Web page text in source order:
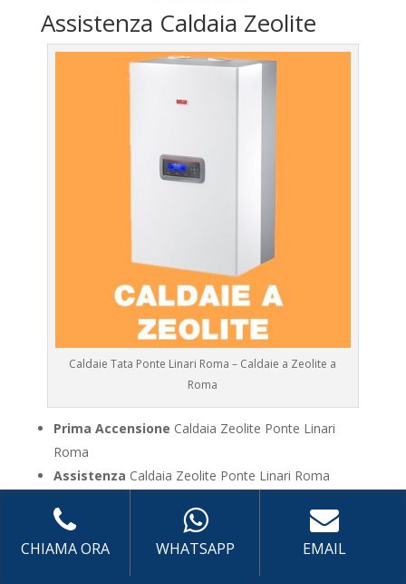
Assistenza Caldaia Zeolite
Caldaie Tata Ponte Linari Roma – Caldaie a Zeolite a
Roma
Prima Accensione Caldaia Zeolite Ponte Linari
Roma
Assistenza Caldaia Zeolite Ponte Linari Roma
Riparazione
Caldaia Zeolite Ponte Linari Roma
Pronto InterventoCaldaia Zeolite Ponte Linari
CHIAMA ORA WHATSAPP EMAIL